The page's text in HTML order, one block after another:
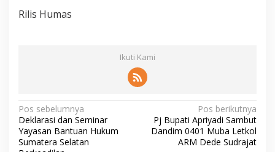
Rilis Humas
Ikuti Kami
N
a
v
Pos sebelumnya
Deklarasi dan Seminar
Yayasan Bantuan Hukum
Sumatera Selatan
Pos berikutnya
Pj Bupati Apriyadi Sambut
Dandim 0401 Muba Letkol
ARM Dede Sudrajat